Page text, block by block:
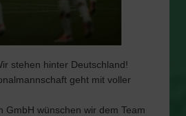
stehen hinter Deutschland!
geht mit voller
GmbH wünschen wir dem Team